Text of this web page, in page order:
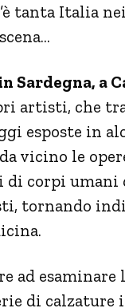
tanta Italia
Sardegna, a
artisti, che tra
esposte in
vicino le
corpi umani
tornando
ad esaminare
di